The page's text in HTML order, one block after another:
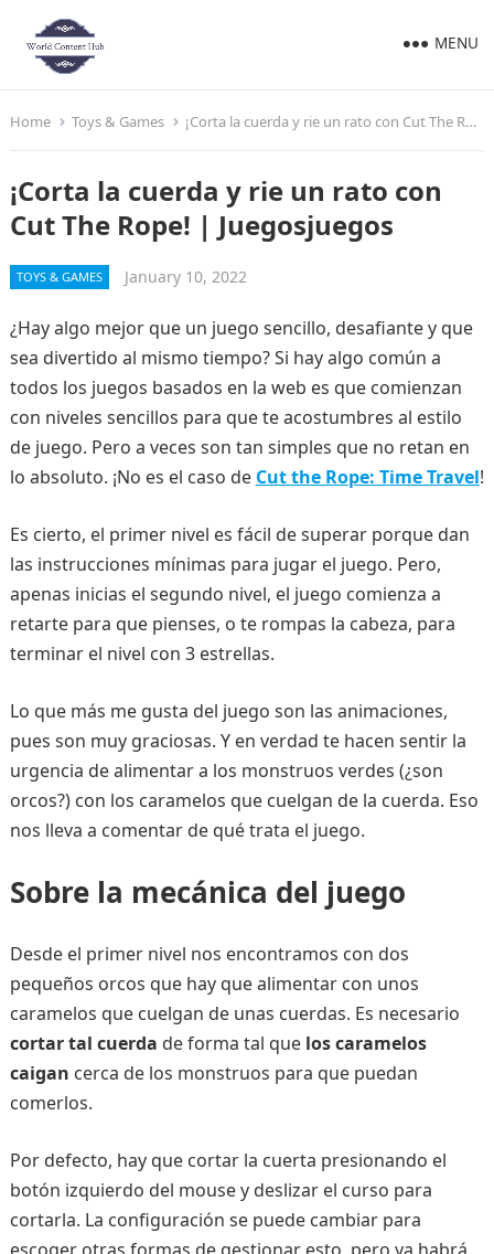
MENU
Home Toys & Games ¡Corta la cuerda y rie un rato con Cut The Rope! | Juegosjuegos
¡Corta la cuerda y rie un rato con
Cut The Rope! | Juegosjuegos
TOYS & GAMES January 10, 2022
¿Hay algo mejor que un juego sencillo, desafiante y que
sea divertido al mismo tiempo? Si hay algo común a
todos los juegos basados en la web es que comienzan
con niveles sencillos para que te acostumbres al estilo
de juego. Pero a veces son tan simples que no retan en
lo absoluto. ¡No es el caso de Cut the Rope: Time Travel!
Es cierto, el primer nivel es fácil de superar porque dan
las instrucciones mínimas para jugar el juego. Pero,
apenas inicias el segundo nivel, el juego comienza a
retarte para que pienses, o te rompas la cabeza, para
terminar el nivel con 3 estrellas.
Lo que más me gusta del juego son las animaciones,
pues son muy graciosas. Y en verdad te hacen sentir la
urgencia de alimentar a los monstruos verdes (¿son
orcos?) con los caramelos que cuelgan de la cuerda. Eso
nos lleva a comentar de qué trata el juego.
Sobre la mecánica del juego
Desde el primer nivel nos encontramos con dos
pequeños orcos que hay que alimentar con unos
caramelos que cuelgan de unas cuerdas. Es necesario
cortar tal cuerda de forma tal que los caramelos
caigan cerca de los monstruos para que puedan
comerlos.
Por defecto, hay que cortar la cuerta presionando el
botón izquierdo del mouse y deslizar el curso para
cortarla. La configuración se puede cambiar para